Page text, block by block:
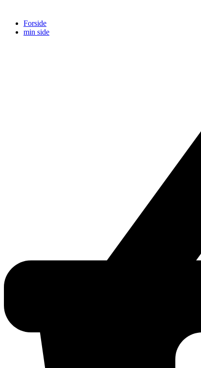
Forside
min side